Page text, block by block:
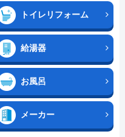
トイレリフォーム
給湯器
お風呂
メーカー